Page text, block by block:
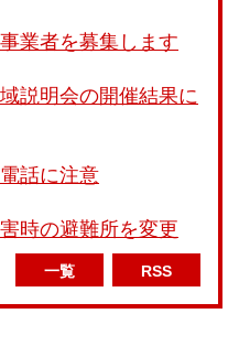
業者を募集します
説明会の開催結果に
話に注意
時の避難所を変更
一覧 RSS